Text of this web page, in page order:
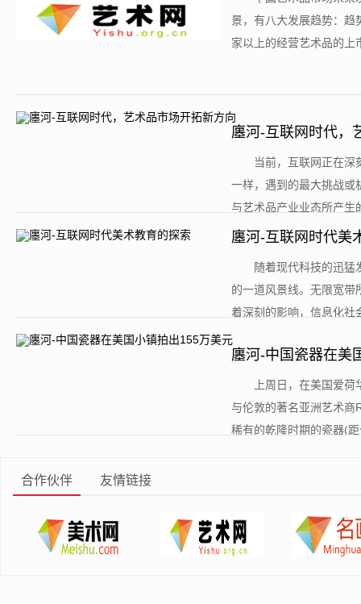
景，有八大发展趋势：
家以上的经营艺术品的上
廛河-互联网时代，
当前，互联网正在深
一样，遇到的最大挑战或
与艺术品产业业态所产生
廛河-互联网时代美
随着现代科技的迅猛
的一道风景线。无限宽带
着深刻的影响，信息化社
廛河-中国瓷器在美
上周日，在美国爱
与伦敦的著名亚洲艺术商
稀有的乾隆时期的瓷器(
合作伙伴 友情链接